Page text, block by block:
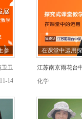
参
卫卫
14
在课堂中运用
江苏南京雨花台
化学